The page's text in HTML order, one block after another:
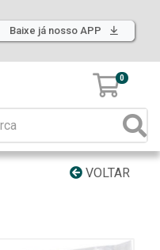
Baixe já nosso APP
0
VOLTAR